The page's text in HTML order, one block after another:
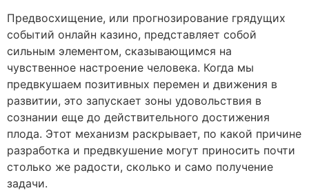
Предвосхищение, или прогнозирование грядущих
событий онлайн казино, представляет собой
сильным элементом, сказывающимся на
чувственное настроение человека. Когда мы
предвкушаем позитивных перемен и движения в
развитии, это запускает зоны удовольствия в
сознании еще до действительного достижения
плода. Этот механизм раскрывает, по какой причине
разработка и предвкушение могут приносить почти
столько же радости, сколько и само получение
задачи.